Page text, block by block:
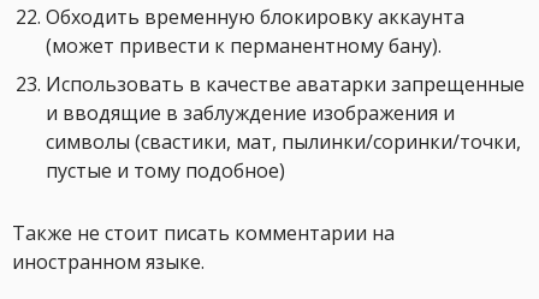
Обходить временную блокировку аккаунта
(может привести к перманентному бану).
Использовать в качестве аватарки запрещенные
и вводящие в заблуждение изображения и
символы (свастики, мат, пылинки/соринки/точки,
пустые и тому подобное)
Также не стоит писать комментарии на
иностранном языке.